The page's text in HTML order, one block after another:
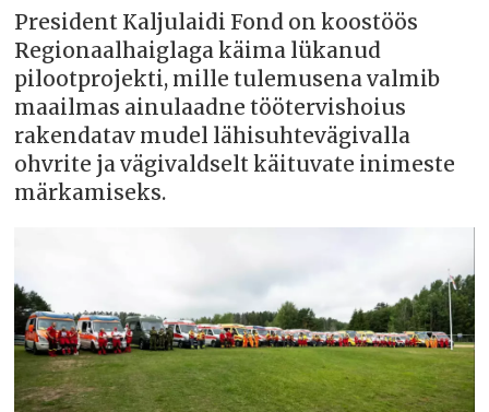
President Kaljulaidi Fond on koostöös
Regionaalhaiglaga käima lükanud
pilootprojekti, mille tulemusena valmib
maailmas ainulaadne töötervishoius
rakendatav mudel lähisuhtevägivalla
ohvrite ja vägivaldselt käituvate inimeste
märkamiseks.